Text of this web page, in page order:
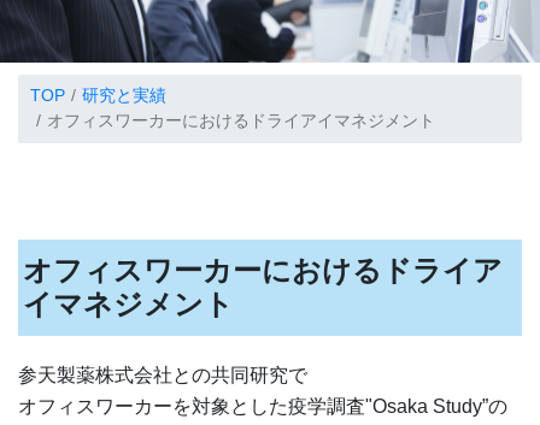
TOP
研究と実績
オフィスワーカーにおけるドライアイマネジメント
オフィスワーカーにおけるドライア
イマネジメント
参天製薬株式会社との共同研究で
オフィスワーカーを対象とした疫学調査"Osaka Study”の